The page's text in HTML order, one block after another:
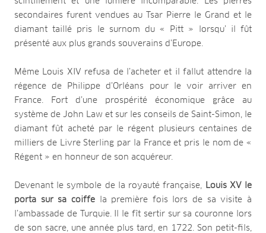
secondaires furent vendues au Tsar Pierre le Grand et le
diamant taillé pris le surnom du « Pitt » lorsqu’ il fût
présenté aux plus grands souverains d’Europe.
Même Louis XIV refusa de l’acheter et il fallut attendre la
régence de Philippe d’Orléans pour le voir arriver en
France. Fort d’une prospérité économique grâce au
système de John Law et sur les conseils de Saint-Simon, le
diamant fût acheté par le régent plusieurs centaines de
milliers de Livre Sterling par la France et pris le nom de «
Régent » en honneur de son acquéreur.
Devenant le symbole de la royauté française,
Louis XV le
porta sur sa coiffela première fois lors de sa visite à
l’ambassade de Turquie. Il le fît sertir sur sa couronne lors
de son sacre, une année plus tard, en 1722. Son petit-fils,